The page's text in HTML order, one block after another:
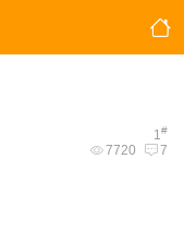
1#
7720 7